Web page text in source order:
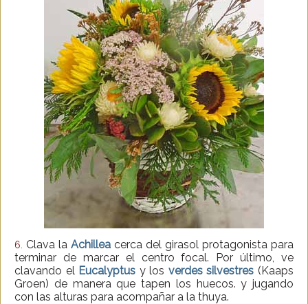
6. Clava la Achillea cerca del girasol protagonista para
terminar de marcar el centro focal. Por último, ve
clavando el Eucalyptus y los verdes silvestres (Kaaps
Groen) de manera que tapen los huecos. y jugando
con las alturas para acompañar a la thuya.